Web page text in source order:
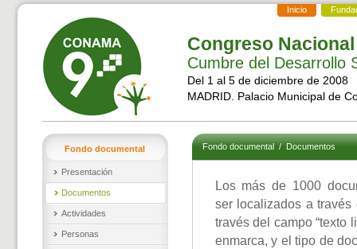
Inicio
Congreso
Cumbre del Desarrollo
Del 1 al 5 de diciembre de 2008
MADRID. Palacio Municipal de
Fondo documental
Presentación
Documentos
Actividades
Personas
Fondo documental/Documentos
Los más de 1000
ser localizados a
través del campo “texto
enmarca, y el tipo de